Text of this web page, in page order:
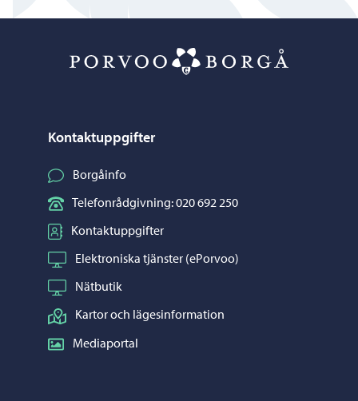
Kontaktuppgifter
Borgåinfo
Telefonrådgivning: 020 692 250
Kontaktuppgifter
Elektroniska tjänster (ePorvoo)
Nätbutik
Kartor och lägesinformation
Mediaportal